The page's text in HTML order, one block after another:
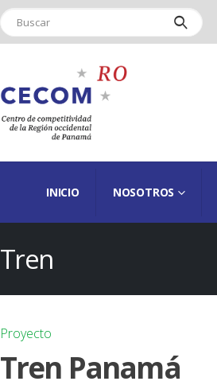
INICIO NOSOTROS
Tren
Proyecto
Tren Panamá